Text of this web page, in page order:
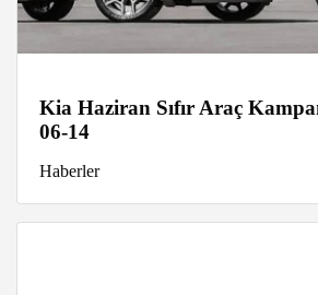
Kia Haziran Sıfır Araç
06-14
Haberler